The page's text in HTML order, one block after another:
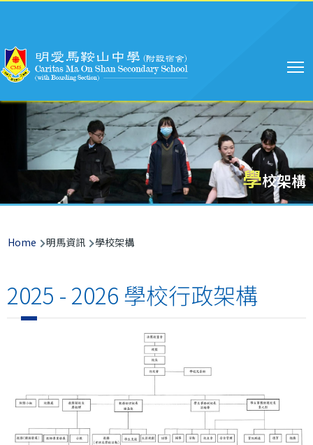
學校架構
Breadcrumb
Home 明馬資訊 學校架構
2025 - 2026 學校行政架構